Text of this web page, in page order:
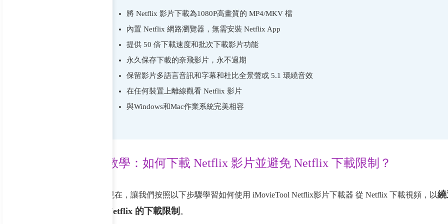
將 Netflix 影片下載為1080P高畫質的 MP4/MKV 檔
內置 Netflix 網路瀏覽器，無需安裝 Netflix App
提供 50 倍下載速度和批次下載影片功能
永久保存下載的奈飛影片，永不過期
保留影片多語言音訊和字幕和杜比全景聲或 5.1 環繞音效
在任何裝置上離線觀看 Netflix 影片
與Windows和Mac作業系統完美相容
教學：如何下載 Netflix 影片並避免 Netflix 下載限制？
現在，讓我們按照以下步驟學習如何使用 iMovieTool Netflix影片下載器 從 Netflix 下載視頻，以
Netflix 的下載限制 。